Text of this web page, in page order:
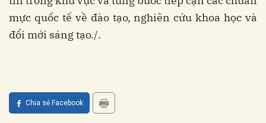
mực quốc tế về đào tạo, nghiên cứu khoa học và
đổi mới sáng tạo./.
Chia sẻ Facebook